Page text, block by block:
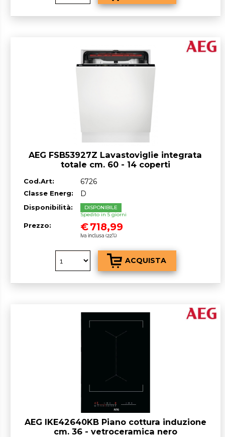
AEG FSB53927Z Lavastoviglie integrata
totale cm. 60 - 14 coperti
Cod.Art: 6726
Classe Energ: D
Disponibilità:
DISPONIBILE
Spedito in 5 giorni
Prezzo: €718,99
Iva inclusa (22%)
AEG IKE42640KB Piano cottura induzione
cm. 36 - vetroceramica nero